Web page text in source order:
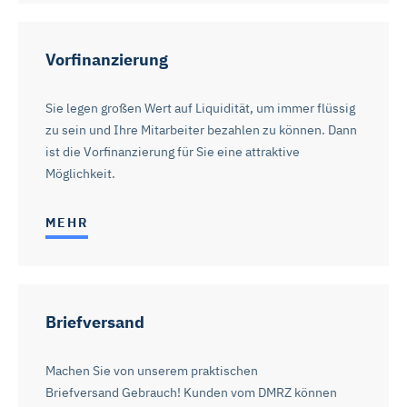
Vorfinanzierung
Sie legen großen Wert auf Liquidität, um immer flüssig
zu sein und Ihre Mitarbeiter bezahlen zu können. Dann
ist die Vorfinanzierung für Sie eine attraktive
Möglichkeit.
MEHR
Briefversand
Machen Sie von unserem praktischen
Briefversand Gebrauch! Kunden vom DMRZ können